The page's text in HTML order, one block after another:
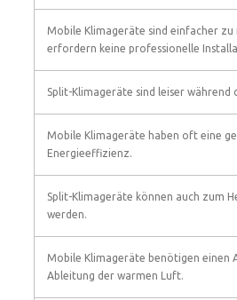
Mobile Klimageräte sind einfacher zu
erfordern keine professionelle
Split-Klimageräte sind leiser während
Mobile Klimageräte haben oft eine
Energieeffizienz.
Split-Klimageräte können auch zum
werden.
Mobile Klimageräte benötigen einen
Ableitung der warmen Luft.